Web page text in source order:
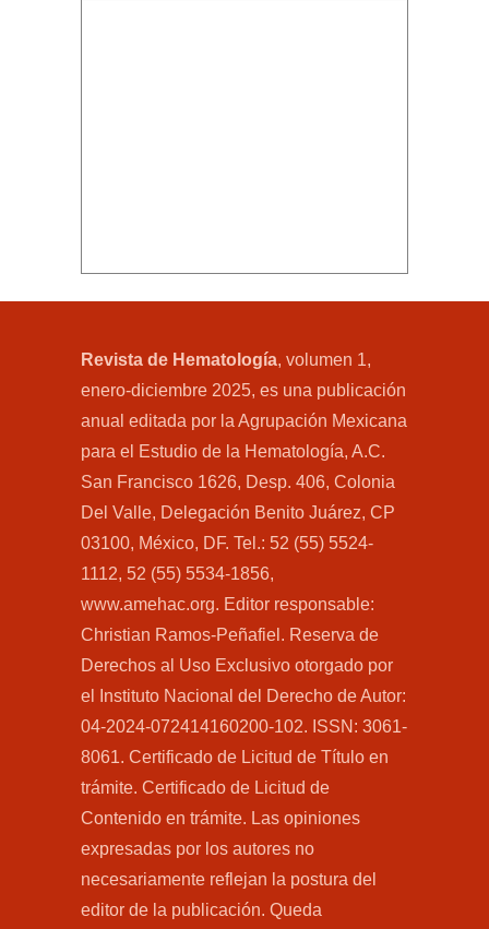
Revista de Hematología, volumen 1,
enero-diciembre 2025, es una publicación
anual editada por la Agrupación Mexicana
para el Estudio de la Hematología, A.C.
San Francisco 1626, Desp. 406, Colonia
Del Valle, Delegación Benito Juárez, CP
03100, México, DF. Tel.: 52 (55) 5524-
1112, 52 (55) 5534-1856,
www.amehac.org. Editor responsable:
Christian Ramos-Peñafiel. Reserva de
Derechos al Uso Exclusivo otorgado por
el Instituto Nacional del Derecho de Autor:
04-2024-072414160200-102. ISSN: 3061-
8061. Certificado de Licitud de Título en
trámite. Certificado de Licitud de
Contenido en trámite. Las opiniones
expresadas por los autores no
necesariamente reflejan la postura del
editor de la publicación. Queda